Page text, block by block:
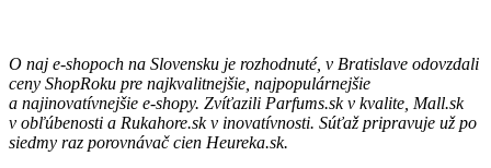
O naj e-shopoch na Slovensku je rozhodnuté, v Bratislave odovzdali
ceny ShopRoku pre najkvalitnejšie, najpopulárnejšie
a najinovatívnejšie e-shopy. Zvíťazili Parfums.sk v kvalite, Mall.sk
v obľúbenosti a Rukahore.sk v inovatívnosti. Súťaž pripravuje už po
siedmy raz porovnávač cien Heureka.sk.